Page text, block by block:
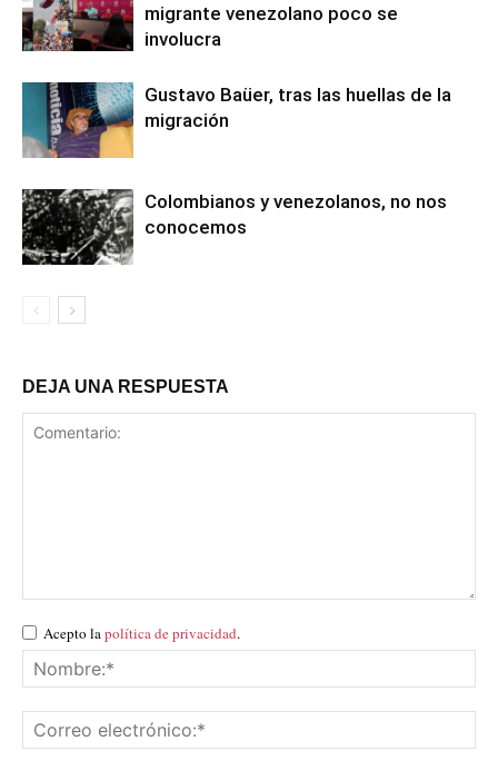
migrante venezolano poco se
involucra
Gustavo Baüer, tras las huellas de la
migración
Colombianos y venezolanos, no nos
conocemos
DEJA UNA RESPUESTA
Acepto la política de privacidad.